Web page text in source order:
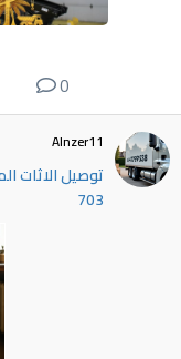
0
Alnzer11
703